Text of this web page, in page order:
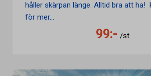
håller skärpan länge. Alltid bra att ha!
för mer...
99:- /st